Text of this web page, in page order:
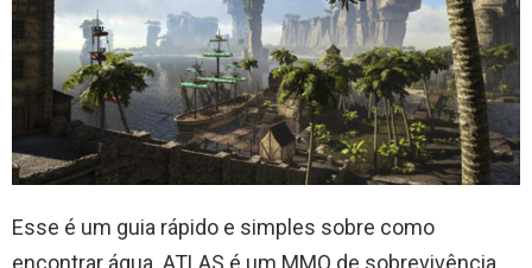
Esse é um guia rápido e simples sobre como
encontrar água. ATLAS é um MMO de sobrevivência